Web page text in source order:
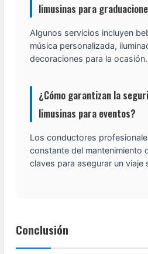
limusinas para
Algunos servicios incluyen
música personalizada,
decoraciones para la ocasión.
¿Cómo garantizan la
limusinas para eventos?
Los conductores
constante del mantenimiento
claves para asegurar un viaje
Conclusión